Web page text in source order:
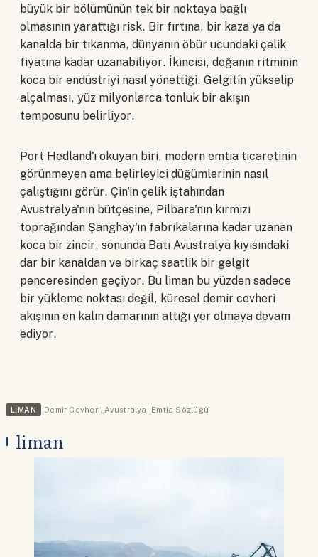
büyük bir bölümünün tek bir noktaya bağlı
olmasının yarattığı risk. Bir fırtına, bir kaza ya da
kanalda bir tıkanma, dünyanın öbür ucundaki çelik
fiyatına kadar uzanabiliyor. İkincisi, doğanın ritminin
koca bir endüstriyi nasıl yönettiği. Gelgitin yükselip
alçalması, yüz milyonlarca tonluk bir akışın
temposunu belirliyor.
Port Hedland'ı okuyan biri, modern emtia ticaretinin
görünmeyen ama belirleyici düğümlerinin nasıl
çalıştığını görür. Çin'in çelik iştahından
Avustralya'nın bütçesine, Pilbara'nın kırmızı
toprağından Şanghay'ın fabrikalarına kadar uzanan
koca bir zincir, sonunda Batı Avustralya kıyısındaki
dar bir kanaldan ve birkaç saatlik bir gelgit
penceresinden geçiyor. Bu liman bu yüzden sadece
bir yükleme noktası değil, küresel demir cevheri
akışının en kalın damarının attığı yer olmaya devam
ediyor.
LIMAN Demir Cevheri,Avustralya , Emtia Sözlüğü
liman